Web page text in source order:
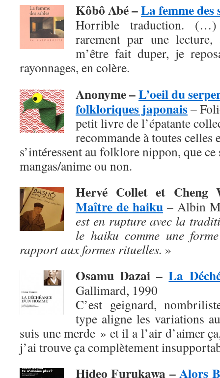
Kôbô Abé –La femme des
Horrible traduction.
rarement par une lecture,
m’être fait duper, je
rayonnages, en colère.
Anonyme –L’oeil du
folkloriques japonais–
petit livre de l’épatante
recommande à toutes celles
s’intéressent au folklore nippon, que
mangas/anime ou non.
Hervé Collet et
Maître de haiku – Albin
est en rupture avec la
le haiku comme une
rapport aux formes rituelles. »
Osamu Dazai –La
Gallimard, 1990
C’est geignard,
type aligne les variations
suis une merde » et il a l’air d’aimer
j’ai trouve ça complètement
Hideo Furukawa –Alors